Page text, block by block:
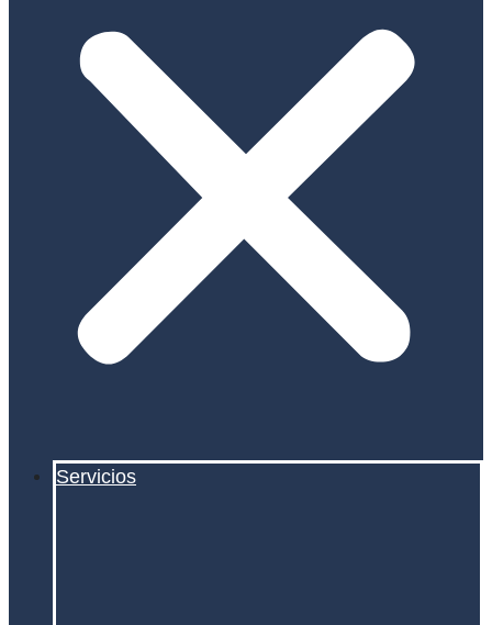
Servicios